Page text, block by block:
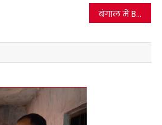
बंगाल में BJP की जीत के जश्न के नाम पर प्रयागराज का वीडियो शेयर किया जा रहा है।